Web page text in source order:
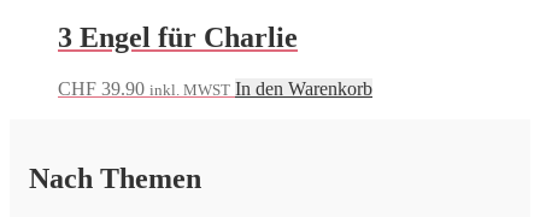
3 Engel für Charlie
CHF 39.90 inkl. MWST In den Warenkorb
Nach Themen